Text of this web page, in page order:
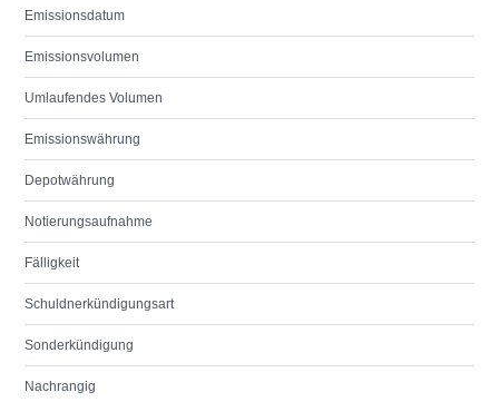
Emissionsdatum
Emissionsvolumen
Umlaufendes Volumen
Emissionswährung
Depotwährung
Notierungsaufnahme
Fälligkeit
Schuldnerkündigungsart
Sonderkündigung
Nachrangig